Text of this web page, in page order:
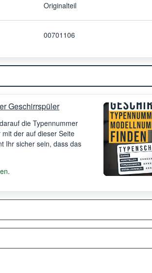
Originalteil
00701106
Geschirrspüler
die Typennummer
der auf dieser Seite
Ihr sicher sein, dass das
.